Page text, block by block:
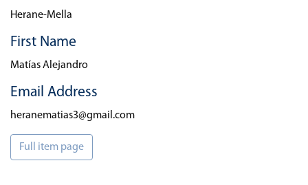
Herane-Mella
First Name
Matías Alejandro
Email Address
heranematias3@gmail.com
Full item page